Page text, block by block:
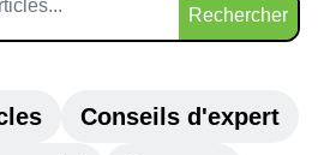
Rechercher
Conseils d'expert